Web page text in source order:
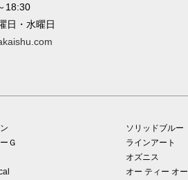
18:30
日・水曜日
Ｇ
ソリッドブルー
ラインアート
オズニス
オー ティー オー